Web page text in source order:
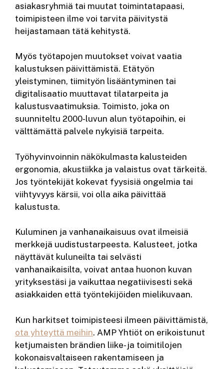
asiakasryhmiä tai muutat toimintatapaasi,
toimipisteen ilme voi tarvita päivitystä
heijastamaan tätä kehitystä.
Myös työtapojen muutokset voivat vaatia
kalustuksen päivittämistä. Etätyön
yleistyminen, tiimityön lisääntyminen tai
digitalisaatio muuttavat tilatarpeita ja
kalustusvaatimuksia. Toimisto, joka on
suunniteltu 2000-luvun alun työtapoihin, ei
välttämättä palvele nykyisiä tarpeita.
Työhyvinvoinnin näkökulmasta kalusteiden
ergonomia, akustiikka ja valaistus ovat tärkeitä.
Jos työntekijät kokevat fyysisiä ongelmia tai
viihtyvyys kärsii, voi olla aika päivittää
kalustusta.
Kuluminen ja vanhanaikaisuus ovat ilmeisiä
merkkejä uudistustarpeesta. Kalusteet, jotka
näyttävät kuluneilta tai selvästi
vanhanaikaisilta, voivat antaa huonon kuvan
yrityksestäsi ja vaikuttaa negatiivisesti sekä
asiakkaiden että työntekijöiden mielikuvaan.
Kun harkitset toimipisteesi ilmeen päivittämistä,
ota yhteyttä meihin. AMP Yhtiöt on erikoistunut
ketjumaisten brändien liike- ja toimitilojen
kokonaisvaltaiseen rakentamiseen ja